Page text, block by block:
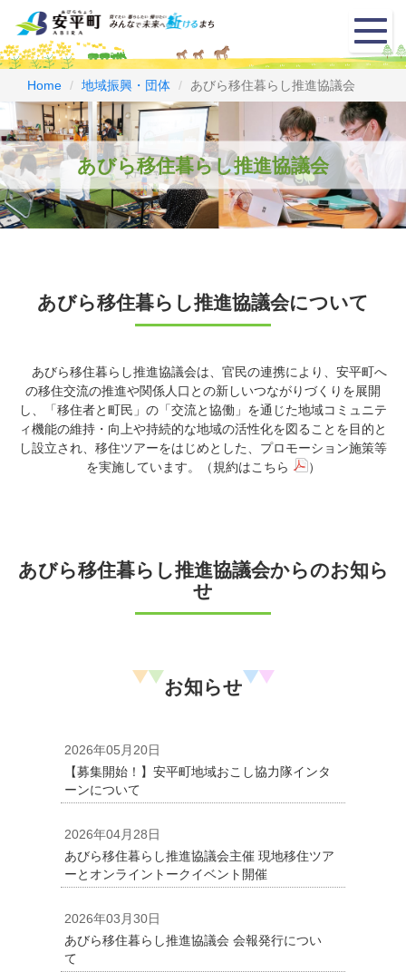
メ
ニ
ュ
Home 地域振興・団体 あびら移住暮らし推進協議会
あびら移住暮らし推進協議会
あびら移住暮らし推進協議会について
あびら移住暮らし推進協議会は、官民の連携により、安平町へ
の移住交流の推進や関係人口との新しいつながりづくりを展開
し、「移住者と町民」の「交流と協働」を通じた地域コミュニテ
ィ機能の維持・向上や持続的な地域の活性化を図ることを目的と
し設立され、移住ツアーをはじめとした、プロモーション施策等
を実施しています。（規約はこちら ）
あびら移住暮らし推進協議会からのお知ら
せ
お知らせ
2026年05月20日
【募集開始！】安平町地域おこし協力隊インタ
ーンについて
2026年04月28日
あびら移住暮らし推進協議会主催 現地移住ツア
ーとオンライントークイベント開催
2026年03月30日
あびら移住暮らし推進協議会 会報発行につい
て